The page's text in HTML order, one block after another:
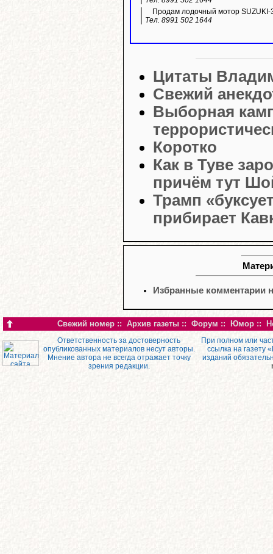
Продам лодочный мотор SUZUKI-
Тел. 8991 502 1644
Цитаты
Свежий
Выборная
Коротко
Как в Туве
причём тут
Трамп
прибирает
Избранные комментарии
Свежий номер :: Архив газеты :: Форум :: Юмор ::
Ответственность за достоверность
опубликованных материалов несут авторы.
Мнение автора не всегда отражает точку
зрения редакции.
При полном или
ссылка на газету
изданий